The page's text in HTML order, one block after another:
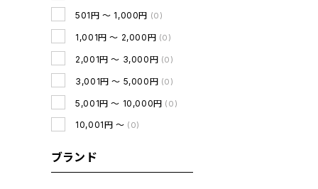
501円 ～ 1,000円 (0)
1,001円 ～ 2,000円 (0)
2,001円 ～ 3,000円 (0)
3,001円 ～ 5,000円 (0)
5,001円 ～ 10,000円 (0)
10,001円 ～ (0)
ブランド